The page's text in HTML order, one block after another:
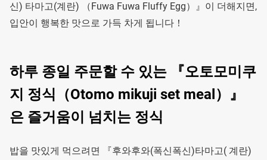
신) 타마고(계란) （Fuwa Fuwa Fluffy Egg）』이 더해지면,
입안이 행복한 맛으로 가득 차게 됩니다！
하루 종일 주문할 수 있는 『오토모미쿠
지 정식（Otomo mikuji set meal）』
은 즐거움이 넘치는 정식
밥을 맛있게 먹으려면 『후와후와(폭신폭신)타마고( 계란)